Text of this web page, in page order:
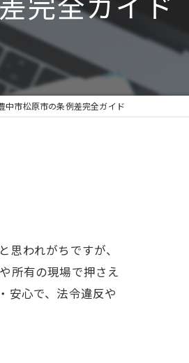
完全ガイド
中市松原市の条例差完全ガイド
思われがちですが、
所有の現場で押さえ
安心で、法令違反や